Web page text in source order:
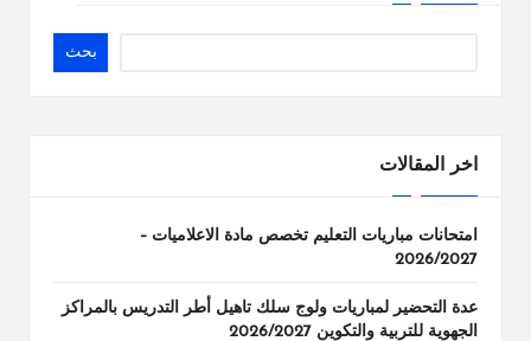
بحث
اخر المقالات
امتحانات مباريات التعليم تخصص مادة الاعلاميات –
2026/2027
عدة التحضير لمباريات ولوج سلك تاهيل أطر التدريس بالمراكز
الجهوية للتربية والتكوين 2026/2027